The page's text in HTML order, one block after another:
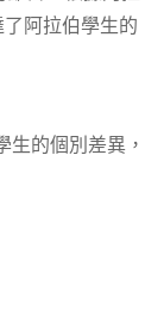
阿拉伯學生的
生的個別差異，